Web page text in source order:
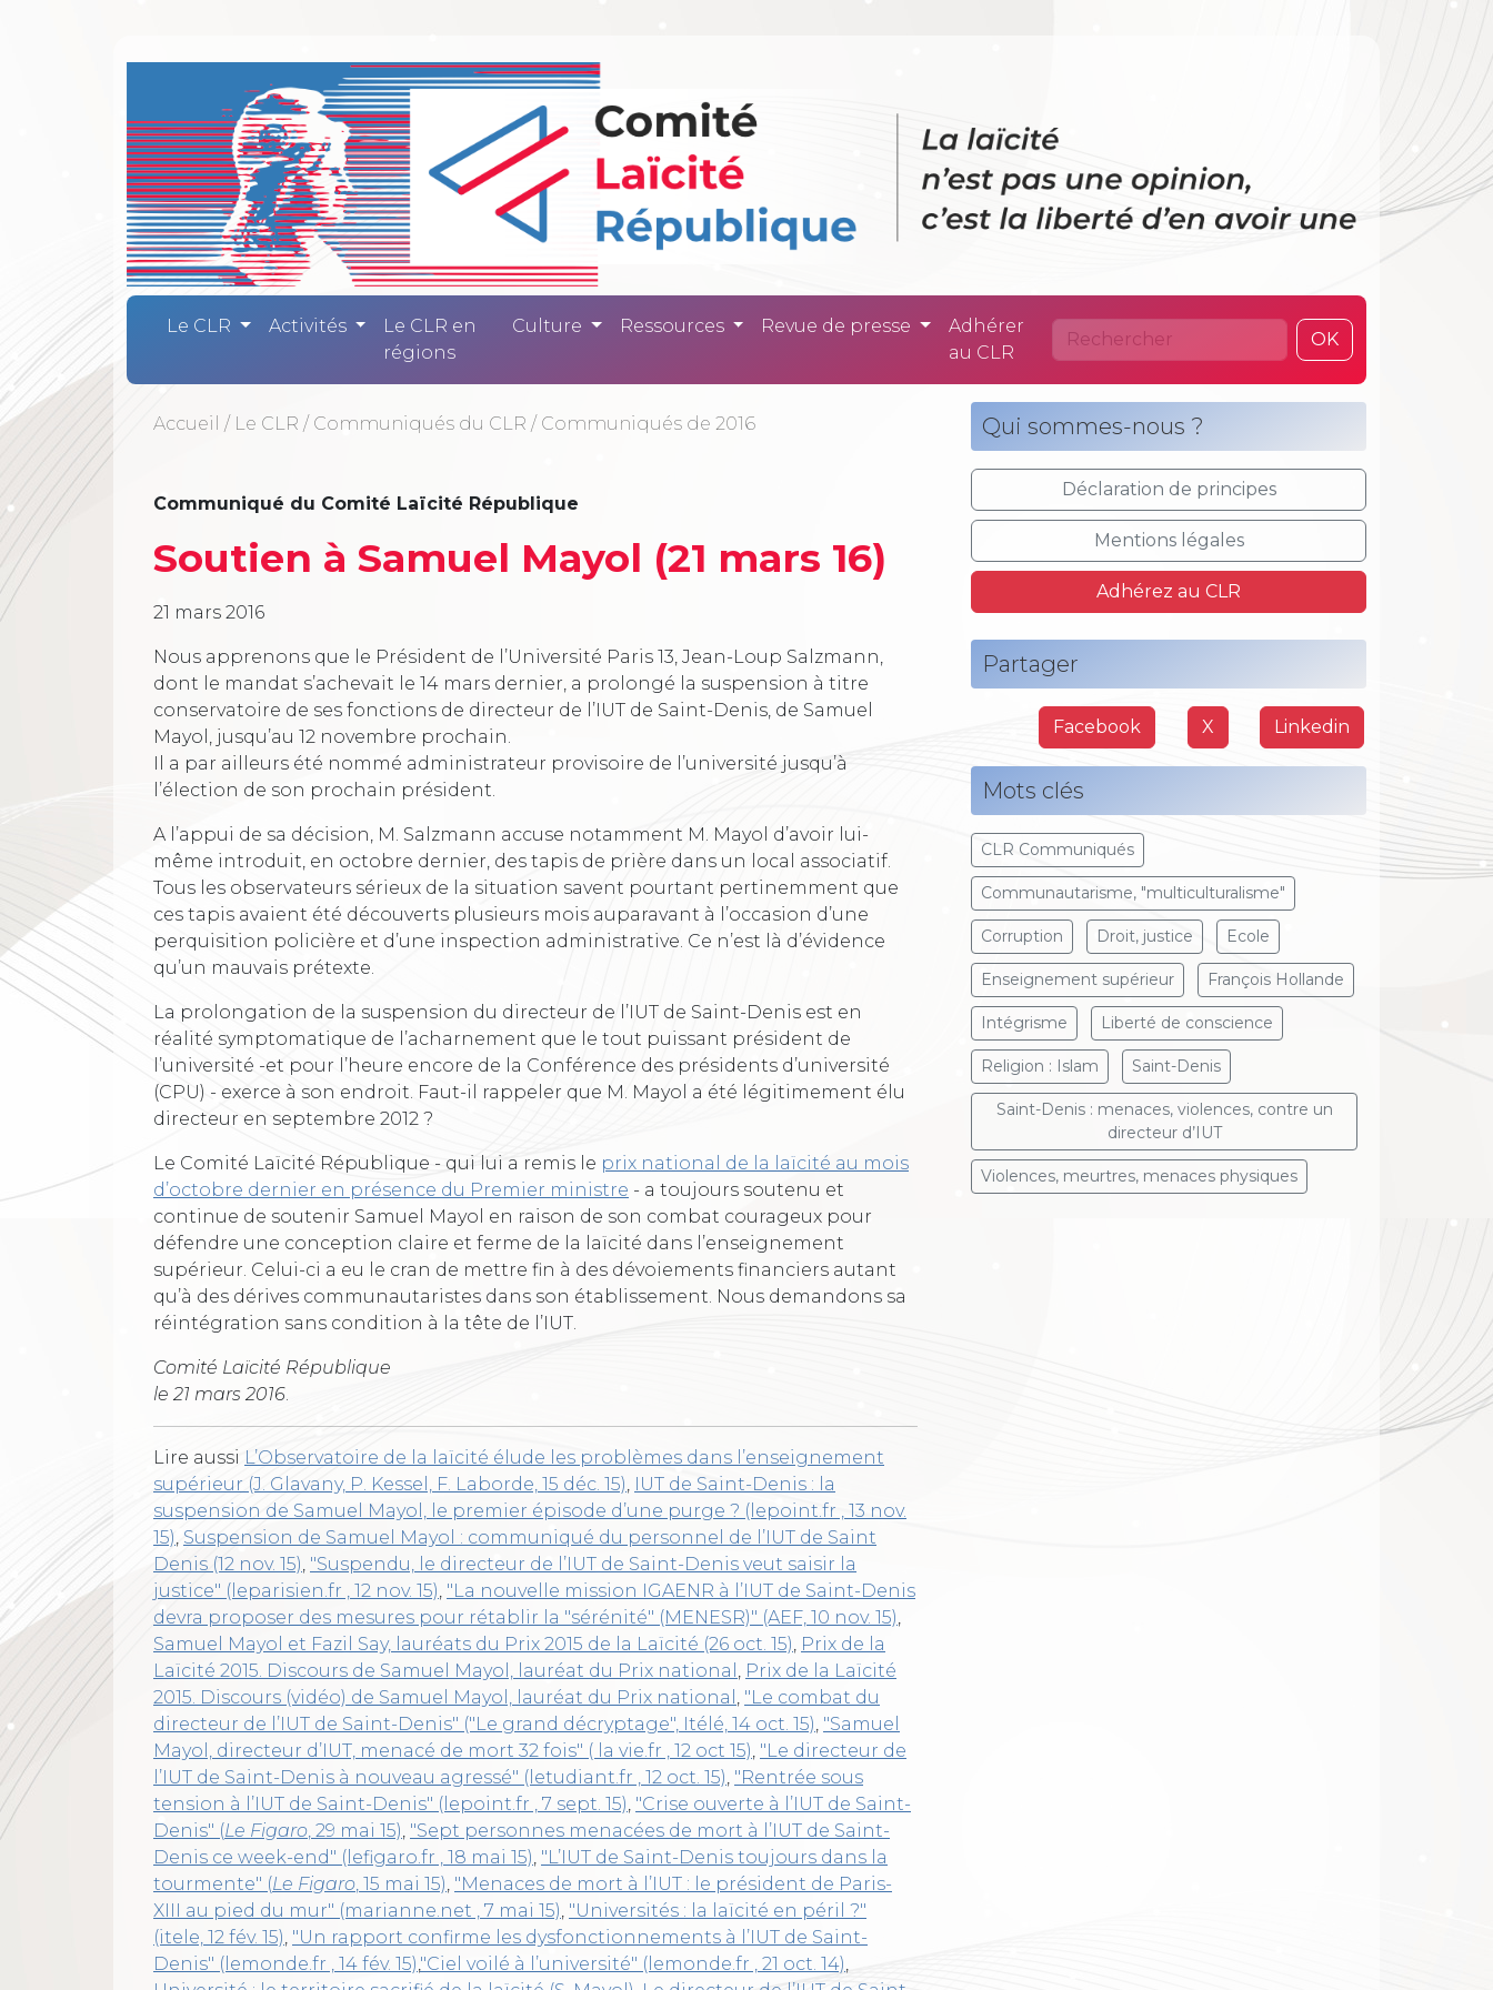
Comité Laïcité République - La laïcité
Le CLR Activités
Le CLR en
régions
Culture Ressources Revue de presse
Adhérer
au CLR
OK
Accueil / Le CLR / Communiqués du CLR / Communiqués de 2016
Communiqué du Comité Laïcité République
Soutien à Samuel Mayol (21 mars 16)
21 mars 2016
Nous apprenons que le Président de l’Université Paris 13, Jean-Loup Salzmann,
dont le mandat s’achevait le 14 mars dernier, a prolongé la suspension à titre
conservatoire de ses fonctions de directeur de l’IUT de Saint-Denis, de Samuel
Mayol, jusqu’au 12 novembre prochain.
Il a par ailleurs été nommé administrateur provisoire de l’université jusqu’à
l’élection de son prochain président.
A l’appui de sa décision, M. Salzmann accuse notamment M. Mayol d’avoir lui-
même introduit, en octobre dernier, des tapis de prière dans un local associatif.
Tous les observateurs sérieux de la situation savent pourtant pertinemment que
ces tapis avaient été découverts plusieurs mois auparavant à l’occasion d’une
perquisition policière et d’une inspection administrative. Ce n’est là d’évidence
qu’un mauvais prétexte.
La prolongation de la suspension du directeur de l’IUT de Saint-Denis est en
réalité symptomatique de l’acharnement que le tout puissant président de
l’université -et pour l’heure encore de la Conférence des présidents d’université
(CPU) - exerce à son endroit. Faut-il rappeler que M. Mayol a été légitimement élu
directeur en septembre 2012 ?
Le Comité Laïcité République - qui lui a remis le prix national de la laïcité au mois
d’octobre dernier en présence du Premier ministre - a toujours soutenu et
continue de soutenir Samuel Mayol en raison de son combat courageux pour
défendre une conception claire et ferme de la laïcité dans l’enseignement
supérieur. Celui-ci a eu le cran de mettre fin à des dévoiements financiers autant
qu’à des dérives communautaristes dans son établissement. Nous demandons sa
réintégration sans condition à la tête de l’IUT.
Comité Laïcité République
le 21 mars 2016.
Lire aussi L’Observatoire de la laïcité élude les problèmes dans l’enseignement
supérieur (J. Glavany, P. Kessel, F. Laborde, 15 déc. 15), IUT de Saint-Denis : la
suspension de Samuel Mayol, le premier épisode d’une purge ? (lepoint.fr , 13 nov.
15), Suspension de Samuel Mayol : communiqué du personnel de l’IUT de Saint
Denis (12 nov. 15), "Suspendu, le directeur de l’IUT de Saint-Denis veut saisir la
justice" (leparisien.fr , 12 nov. 15), "La nouvelle mission IGAENR à l’IUT de Saint-Denis
devra proposer des mesures pour rétablir la "sérénité" (MENESR)" (AEF, 10 nov. 15),
Samuel Mayol et Fazil Say, lauréats du Prix 2015 de la Laïcité (26 oct. 15), Prix de la
Laïcité 2015. Discours de Samuel Mayol, lauréat du Prix national , Prix de la Laïcité
2015. Discours (vidéo) de Samuel Mayol, lauréat du Prix national , "Le combat du
directeur de l’IUT de Saint-Denis" ("Le grand décryptage", Itélé, 14 oct. 15), "Samuel
Mayol, directeur d’IUT, menacé de mort 32 fois" ( la vie.fr , 12 oct 15), "Le directeur de
l’IUT de Saint-Denis à nouveau agressé" (letudiant.fr , 12 oct. 15), "Rentrée sous
tension à l’IUT de Saint-Denis" (lepoint.fr , 7 sept. 15), "Crise ouverte à l’IUT de Saint-
Denis" (Le Figaro, 29 mai 15), "Sept personnes menacées de mort à l’IUT de Saint-
Denis ce week-end" (lefigaro.fr , 18 mai 15), "L’IUT de Saint-Denis toujours dans la
tourmente" (Le Figaro, 15 mai 15), "Menaces de mort à l’IUT : le président de Paris-
XIII au pied du mur" (marianne.net , 7 mai 15), "Universités : la laïcité en péril ?"
(itele, 12 fév. 15), "Un rapport confirme les dysfonctionnements à l’IUT de Saint-
Denis" (lemonde.fr , 14 fév. 15),"Ciel voilé à l’université" (lemonde.fr , 21 oct. 14),
Qui sommes-nous ?
Déclaration de principes
Mentions légales
Adhérez au CLR
Partager
Facebook X Linkedin
Mots clés
CLR Communiqués
Communautarisme, "multiculturalisme"
Corruption Droit, justice Ecole
Enseignement supérieur François Hollande
Intégrisme Liberté de conscience
Religion : Islam Saint-Denis
Saint-Denis : menaces, violences, contre un
directeur d’IUT
Violences, meurtres, menaces physiques